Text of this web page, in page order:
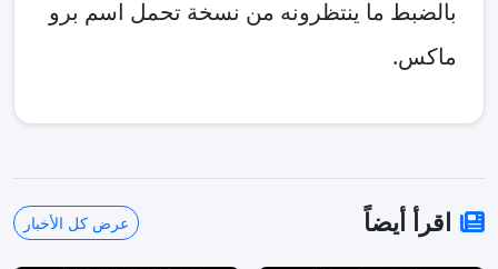
بالضبط ما ينتظرونه من نسخة تحمل اسم برو
ماكس.
اقرأ أيضاً عرض كل الأخبار